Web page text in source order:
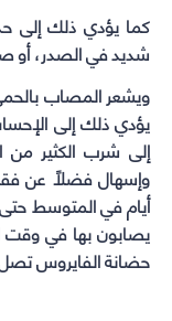
كما يؤدي ذلك
شديد في الصدر، أو
يؤدي ذلك إلى
إلى شرب الكثير من
أيام في المتوسط
يصابون بها في وقت
حضانة الفايروس تصل إلى